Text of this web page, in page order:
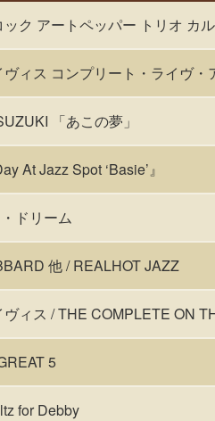
ク アートペッパー トリオ カ
ィス コンプリート・ライヴ
「あこの夢」
At Jazz Spot ‘Basie’』
ドリーム
他 / REALHOT JAZZ
ィス / THE COMPLETE ON
5
for Debby